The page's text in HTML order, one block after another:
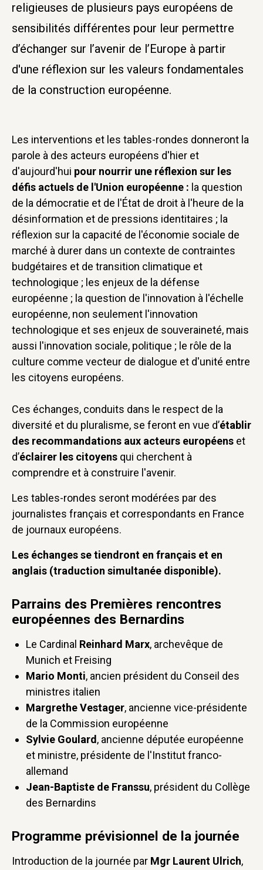
religieuses de plusieurs pays européens de
sensibilités différentes pour leur permettre
d’échanger sur l’avenir de l’Europe à partir
d'une réflexion sur les valeurs fondamentales
de la construction européenne.
Les interventions et les tables-rondes donneront la
parole à des acteurs européens d'hier et
d'aujourd'hui pour nourrir une réflexion sur les
défis actuels de l'Union européenne : la question
de la démocratie et de l'État de droit à l'heure de la
désinformation et de pressions identitaires ; la
réflexion sur la capacité de l'économie sociale de
marché à durer dans un contexte de contraintes
budgétaires et de transition climatique et
technologique ; les enjeux de la défense
européenne ; la question de l'innovation à l'échelle
européenne, non seulement l'innovation
technologique et ses enjeux de souveraineté, mais
aussi l'innovation sociale, politique ; le rôle de la
culture comme vecteur de dialogue et d'unité entre
les citoyens européens.
Ces échanges, conduits dans le respect de la
diversité et du pluralisme, se feront en vue d’établir
des recommandations aux acteurs européens et
d’éclairer les citoyens qui cherchent à
comprendre et à construire l'avenir.
Les tables-rondes seront modérées par des
journalistes français et correspondants en France
de journaux européens.
Les échanges se tiendront en français et en
anglais (traduction simultanée disponible).
Parrains des Premières rencontres
européennes des Bernardins
Le Cardinal Reinhard Marx, archevêque de
Munich et Freising
Mario Monti, ancien président du Conseil des
ministres italien
Margrethe Vestager, ancienne vice-présidente
de la Commission européenne
Sylvie Goulard , ancienne députée européenne
et ministre, présidente de l'Institut franco-
allemand
Jean-Baptiste de Franssu, président du Collège
des Bernardins
Programme prévisionnel de la journée
Introduction de la journée par Mgr Laurent Ulrich,